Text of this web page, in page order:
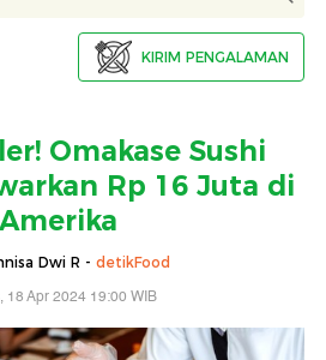
KIRIM PENGALAMAN
Omakase Sushi
Rp 16 Juta di
Amerika
Dwi R - detikFood
18 Apr 2024 19:00 WIB